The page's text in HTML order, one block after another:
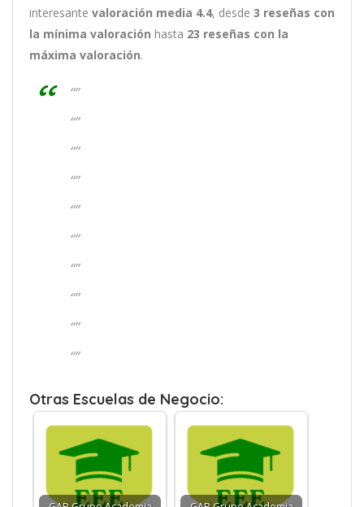
interesante valoración media 4.4, desde 3 reseñas con
la mínima valoración hasta 23 reseñas con la
máxima valoración.
“”
“”
“”
“”
“”
“”
“”
“”
“”
“”
Otras Escuelas de Negocio: